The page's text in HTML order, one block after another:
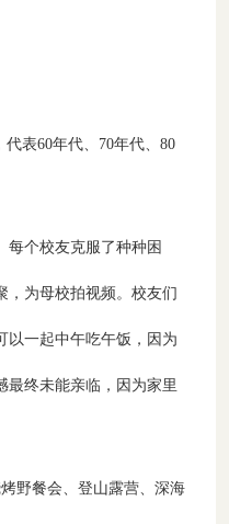
表60年代、70年代、80
个校友克服了种种困
，为母校拍视频。校友们
以一起中午吃午饭，因为
最终未能亲临，因为家里
野餐会、登山露营、深海